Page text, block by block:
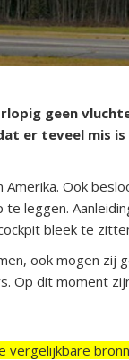
geen
er teveel mis
Amerika. Ook
te leggen.
bleek te
ook mogen zij
Op dit moment
vergelijkbare